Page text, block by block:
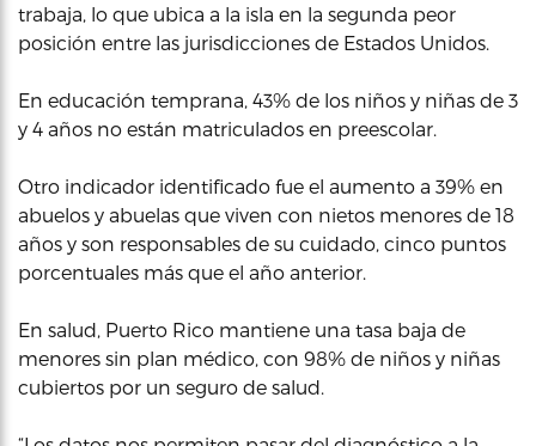
trabaja, lo que ubica a la isla en la segunda peor
posición entre las jurisdicciones de Estados Unidos.
En educación temprana, 43% de los niños y niñas de 3
y 4 años no están matriculados en preescolar.
Otro indicador identificado fue el aumento a 39% en
abuelos y abuelas que viven con nietos menores de 18
años y son responsables de su cuidado, cinco puntos
porcentuales más que el año anterior.
En salud, Puerto Rico mantiene una tasa baja de
menores sin plan médico, con 98% de niños y niñas
cubiertos por un seguro de salud.